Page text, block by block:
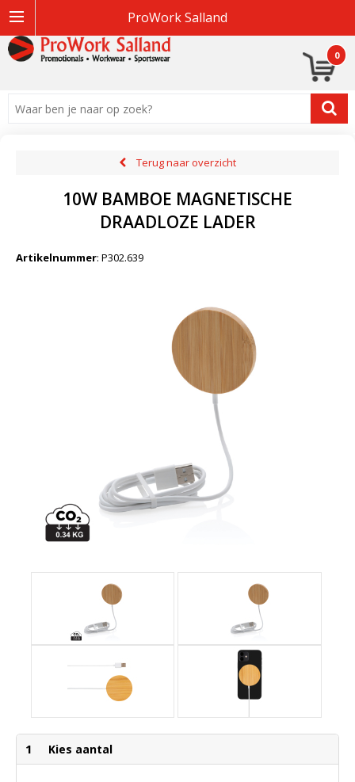
ProWork Salland
0
Terug naar overzicht
10W BAMBOE MAGNETISCHE
DRAADLOZE LADER
Artikelnummer: P302.639
1 Kies aantal